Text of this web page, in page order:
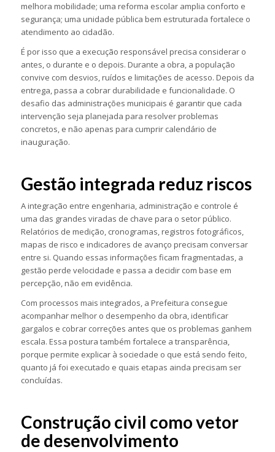
melhora mobilidade; uma reforma escolar amplia conforto e
segurança; uma unidade pública bem estruturada fortalece o
atendimento ao cidadão.
É por isso que a execução responsável precisa considerar o
antes, o durante e o depois. Durante a obra, a população
convive com desvios, ruídos e limitações de acesso. Depois da
entrega, passa a cobrar durabilidade e funcionalidade. O
desafio das administrações municipais é garantir que cada
intervenção seja planejada para resolver problemas
concretos, e não apenas para cumprir calendário de
inauguração.
Gestão integrada reduz riscos
A integração entre engenharia, administração e controle é
uma das grandes viradas de chave para o setor público.
Relatórios de medição, cronogramas, registros fotográficos,
mapas de risco e indicadores de avanço precisam conversar
entre si. Quando essas informações ficam fragmentadas, a
gestão perde velocidade e passa a decidir com base em
percepção, não em evidência.
Com processos mais integrados, a Prefeitura consegue
acompanhar melhor o desempenho da obra, identificar
gargalos e cobrar correções antes que os problemas ganhem
escala. Essa postura também fortalece a transparência,
porque permite explicar à sociedade o que está sendo feito,
quanto já foi executado e quais etapas ainda precisam ser
concluídas.
Construção civil como vetor
de desenvolvimento